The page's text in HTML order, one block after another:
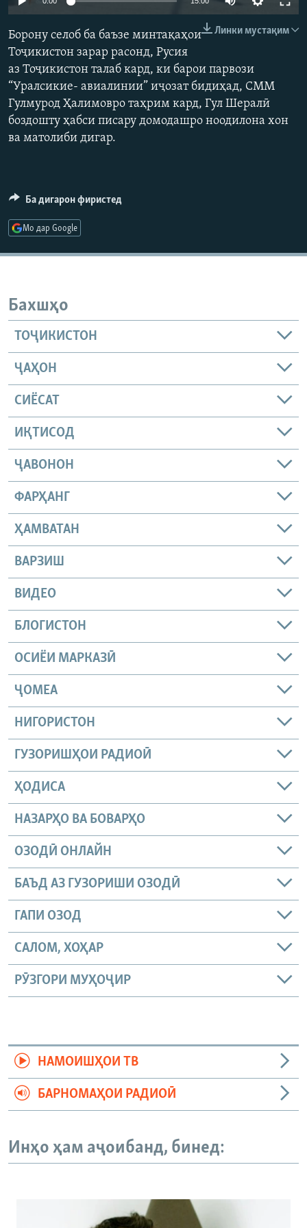
ГУЗОРИШҲОИ РАДИОӢ
ПАЙГИРӢ КУНЕД
Линки мустақим
Борону селоб ба баъзе минтақаҳои
Тоҷикиcтон зарар расонд, Русия
аз Тоҷикистон талаб кард, ки барои парвози
“Уралсикие- авиалинии” иҷозат бидиҳад, СММ
Гулмурод Ҳалимовро таҳрим кард, Гул Шералӣ
боздошту ҳабси писару домодашро ноодилона хон
ва матолиби дигар.
Ба дигарон фиристед
Мо дар Google
Бахшҳо
ТОҶИКИСТОН
ҶАҲОН
СИЁСАТ
ИҚТИСОД
ҶАВОНОН
ФАРҲАНГ
ҲАМВАТАН
ВАРЗИШ
ВИДЕО
БЛОГИСТОН
ОСИЁИ МАРКАЗӢ
ҶОМEА
НИГОРИСТОН
ГУЗОРИШҲОИ РАДИОӢ
ҲОДИСА
НАЗАРҲО ВА БОВАРҲО
ОЗОДӢ ОНЛАЙН
БАЪД АЗ ГУЗОРИШИ ОЗОДӢ
ГАПИ ОЗОД
САЛОМ, ХОҲАР
РӮЗГОРИ МУҲОҶИР
НАМОИШҲОИ ТВ
БАРНОМАҲОИ РАДИОӢ
Инҳо ҳам аҷоибанд, бинед: